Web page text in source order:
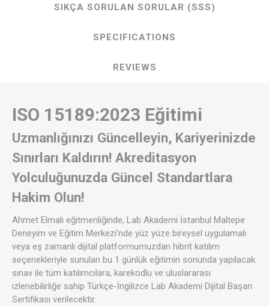
SIKÇA SORULAN SORULAR (SSS)
SPECIFICATIONS
REVIEWS
ISO 15189:2023 Eğitimi
Uzmanlığınızı Güncelleyin, Kariyerinizde
Sınırları Kaldırın! Akreditasyon
Yolculuğunuzda Güncel Standartlara
Hakim Olun!
Ahmet Elmalı eğitmenliğinde, Lab Akademi İstanbul Maltepe
Deneyim ve Eğitim Merkezi'nde yüz yüze bireysel uygulamalı
veya eş zamanlı dijital platformumuzdan hibrit katılım
seçenekleriyle sunulan bu 1 günlük eğitimin sonunda yapılacak
sınav ile tüm katılımcılara, karekodlu ve uluslararası
izlenebilirliğe sahip Türkçe-İngilizce Lab Akademi Dijital Başarı
Sertifikası verilecektir.